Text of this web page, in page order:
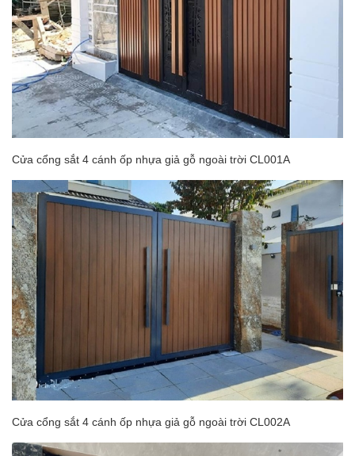
Cửa cổng sắt 4 cánh ốp nhựa giả gỗ ngoài trời CL001A
Cửa cổng sắt 4 cánh ốp nhựa giả gỗ ngoài trời CL002A